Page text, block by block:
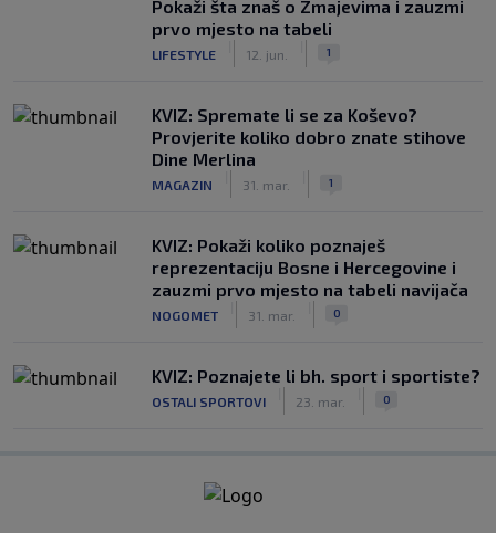
Pokaži šta znaš o Zmajevima i zauzmi
prvo mjesto na tabeli
LIFESTYLE 12. jun. 1
KVIZ: Spremate li se za Koševo?
Provjerite koliko dobro znate stihove
Dine Merlina
MAGAZIN 31. mar. 1
KVIZ: Pokaži koliko poznaješ
reprezentaciju Bosne i Hercegovine i
zauzmi prvo mjesto na tabeli navijača
NOGOMET 31. mar. 0
KVIZ: Poznajete li bh. sport i sportiste?
OSTALI SPORTOVI 23. mar. 0